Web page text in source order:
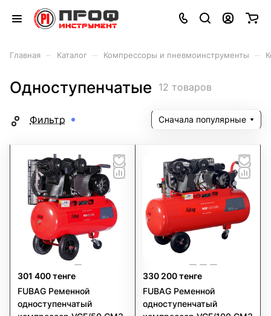
Главная Каталог Компрессоры и пневмоинструменты
Одноступенчатые 12 товаров
Фильтр Сначала популярные
301 400 тенге
FUBAG Ременной
одноступенчатый
330 200 тенге
FUBAG Ременной
одноступенчатый